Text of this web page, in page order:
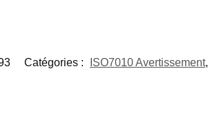
Catégories : ISO7010 Avertissement,